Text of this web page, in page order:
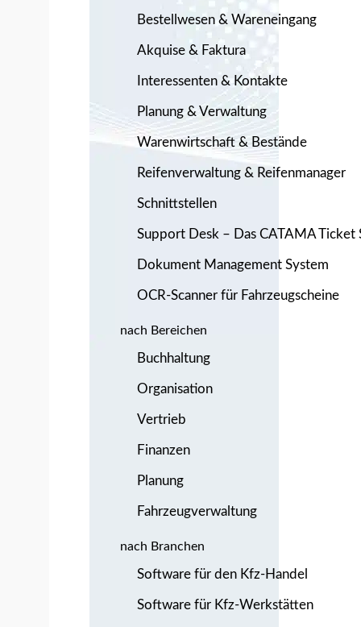
Bestellwesen & Wareneingang
Akquise & Faktura
Interessenten & Kontakte
Planung & Verwaltung
Warenwirtschaft & Bestände
Reifenverwaltung & Reifenmanager
Schnittstellen
Support Desk – Das CATAMA Ticket
Dokument Management System
OCR-Scanner für Fahrzeugscheine
nach Bereichen
Buchhaltung
Organisation
Vertrieb
Finanzen
Planung
Fahrzeugverwaltung
nach Branchen
Software für den Kfz-Handel
Software für Kfz-Werkstätten